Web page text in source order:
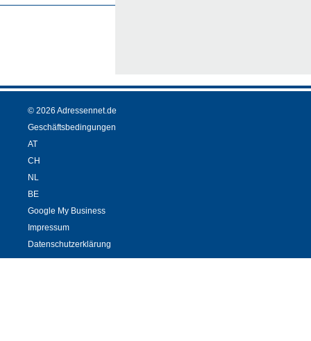
© 2026 Adressennet.de
Geschäftsbedingungen
AT
CH
NL
BE
Google My Business
Impressum
Datenschutzerklärung